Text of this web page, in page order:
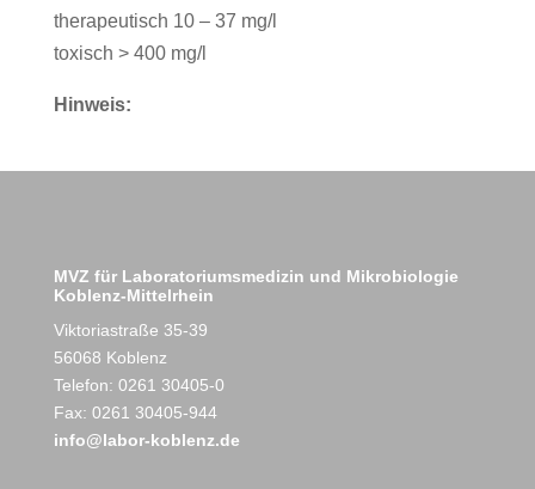
therapeutisch 10 – 37 mg/l
toxisch > 400 mg/l
Hinweis:
MVZ für Laboratoriumsmedizin und Mikrobiologie
Koblenz-Mittelrhein
Viktoriastraße 35-39
56068 Koblenz
Telefon: 0261 30405-0
Fax: 0261 30405-944
info@labor-koblenz.de